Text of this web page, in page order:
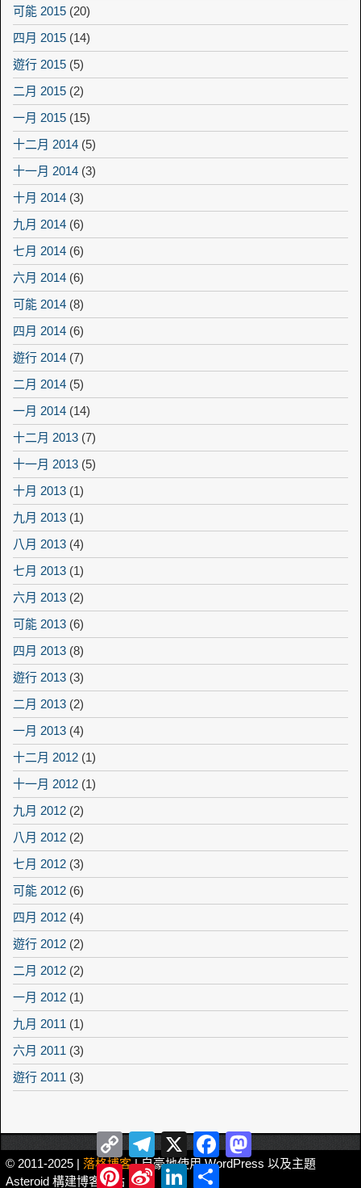
可能 2015 (20)
四月 2015 (14)
遊行 2015 (5)
二月 2015 (2)
一月 2015 (15)
十二月 2014 (5)
十一月 2014 (3)
十月 2014 (3)
九月 2014 (6)
七月 2014 (6)
六月 2014 (6)
可能 2014 (8)
四月 2014 (6)
遊行 2014 (7)
二月 2014 (5)
一月 2014 (14)
十二月 2013 (7)
十一月 2013 (5)
十月 2013 (1)
九月 2013 (1)
八月 2013 (4)
七月 2013 (1)
六月 2013 (2)
可能 2013 (6)
四月 2013 (8)
遊行 2013 (3)
二月 2013 (2)
一月 2013 (4)
十二月 2012 (1)
十一月 2012 (1)
九月 2012 (2)
八月 2012 (2)
七月 2012 (3)
可能 2012 (6)
四月 2012 (4)
遊行 2012 (2)
二月 2012 (2)
一月 2012 (1)
九月 2011 (1)
六月 2011 (3)
遊行 2011 (3)
© 2011-2025 | 落格博客| 自豪地使用 WordPress 以及主題
Asteroid 構建博客網站。
Copy
Link
Telegram
X FacebookMastodon
Pinterest
Sina
Weibo
LinkedInShare